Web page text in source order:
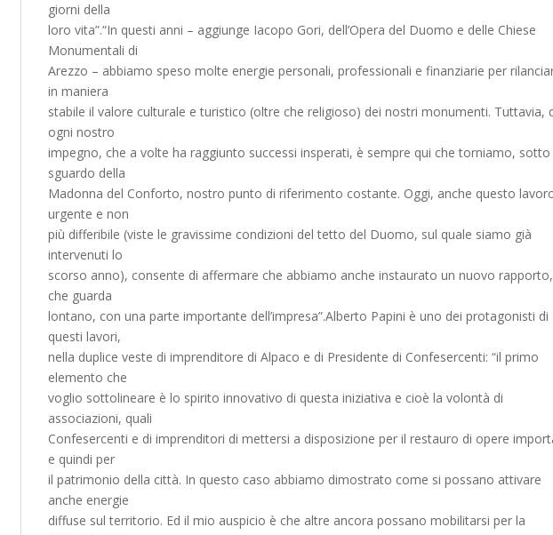
giorni della
loro vita”.“In questi anni – aggiunge Iacopo Gori, dell’Opera del Duomo e delle Chiese
Monumentali di
Arezzo – abbiamo speso molte energie personali, professionali e finanziarie per
in maniera
stabile il valore culturale e turistico (oltre che religioso) dei nostri monumenti. Tuttavia,
ogni nostro
impegno, che a volte ha raggiunto successi insperati, è sempre qui che torniamo,
sguardo della
Madonna del Conforto, nostro punto di riferimento costante. Oggi, anche questo
urgente e non
più differibile (viste le gravissime condizioni del tetto del Duomo, sul quale siamo già
intervenuti lo
scorso anno), consente di affermare che abbiamo anche instaurato un nuovo rapporto,
che guarda
lontano, con una parte importante dell’impresa”.Alberto Papini è uno dei protagonisti di
questi lavori,
nella duplice veste di imprenditore di Alpaco e di Presidente di Confesercenti: “il primo
elemento che
voglio sottolineare è lo spirito innovativo di questa iniziativa e cioè la volontà di
associazioni, quali
Confesercenti e di imprenditori di mettersi a disposizione per il restauro di opere
e quindi per
il patrimonio della città. In questo caso abbiamo dimostrato come si possano attivare
anche energie
diffuse sul territorio. Ed il mio auspicio è che altre ancora possano mobilitarsi per la